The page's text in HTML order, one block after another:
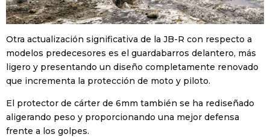
Otra actualización significativa de la JB-R con respecto a
modelos predecesores es el guardabarros delantero, más
ligero y presentando un diseño completamente renovado
que incrementa la protección de moto y piloto.
El protector de cárter de 6mm también se ha rediseñado
aligerando peso y proporcionando una mejor defensa
frente a los golpes.